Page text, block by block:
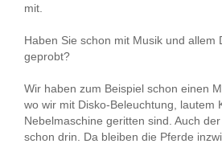
mit.
Haben Sie schon mit Musik und allem
geprobt?
Wir haben zum Beispiel schon einen
wo wir mit Disko-Beleuchtung, lautem
Nebelmaschine geritten sind. Auch
schon drin. Da bleiben die Pferde